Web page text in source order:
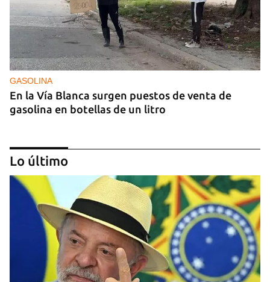
GASOLINA
En la Vía Blanca surgen puestos de venta de
gasolina en botellas de un litro
Lo último